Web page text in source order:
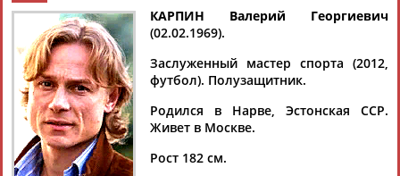
Найдено: 1персона Расширенный поиск
Валерий
КАРПИН
Футбол
КАРПИН Валерий Георгиевич
(02.02.1969).
Заслуженный мастер спорта (2012,
футбол). Полузащитник.
Родился в Нарве, Эстонская ССР.
Живет в Москве.
Рост 182 см.